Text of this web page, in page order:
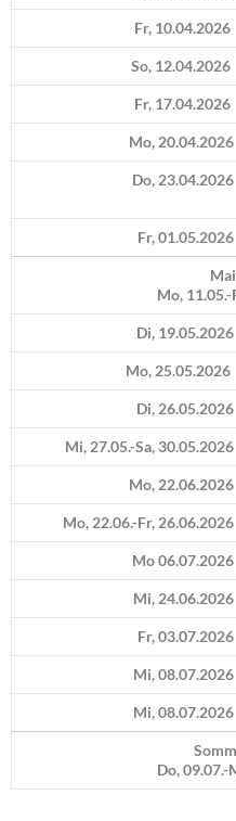
Fr, 10.04.2026
So, 12.04.2026
Fr, 17.04.2026
Mo, 20.04.2026
Do, 23.04.2026
Fr, 01.05.2026
Mo,
Di, 19.05.2026
Mo, 25.05.2026
Di, 26.05.2026
Mi, 27.05.-Sa, 30.05.2026
Mo, 22.06.2026
Mo, 22.06.-Fr, 26.06.2026
Mo 06.07.2026
Mi, 24.06.2026
Fr, 03.07.2026
Mi, 08.07.2026
Mi, 08.07.2026
Do, 09.07.-